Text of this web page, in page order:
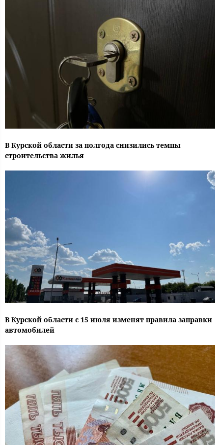
В Курской области за полгода снизились темпы
строительства жилья
В Курской области с 15 июля изменят правила заправки
автомобилей